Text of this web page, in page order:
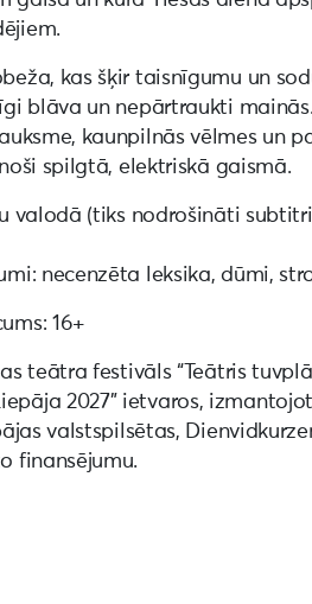
kas šķir taisnīgumu un
blāva un nepārtraukti
kaunpilnās vēlmes un
spilgtā, elektriskā gaismā.
valodā (tiks nodrošināti
necenzēta leksika, dūmi,
16+
teātra festivāls “Teātris
2027” ietvaros,
valstspilsētas,
finansējumu.